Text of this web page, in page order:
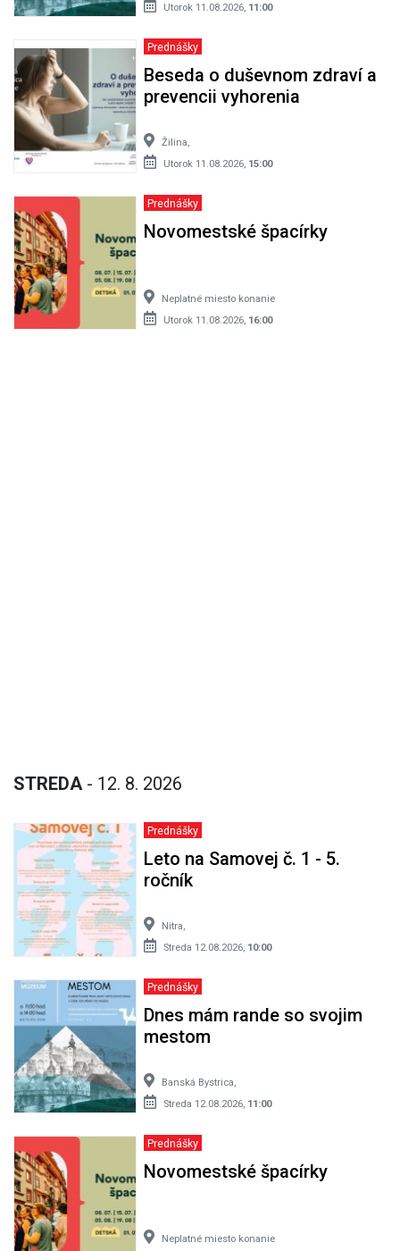
Utorok 11.08.2026, 11:00
Prednášky
Beseda o duševnom zdraví a
prevencii vyhorenia
Žilina,
Utorok 11.08.2026, 15:00
Prednášky
Novomestské špacírky
Neplatné miesto konanie
Utorok 11.08.2026, 16:00
STREDA - 12. 8. 2026
Prednášky
Leto na Samovej č. 1 - 5.
ročník
Nitra,
Streda 12.08.2026, 10:00
Prednášky
Dnes mám rande so svojim
mestom
Banská Bystrica,
Streda 12.08.2026, 11:00
Prednášky
Novomestské špacírky
Neplatné miesto konanie